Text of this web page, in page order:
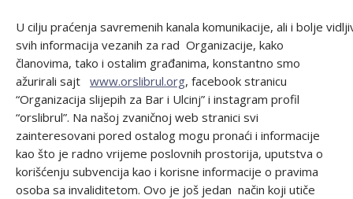
U cilju praćenja savremenih kanala komunikacije, ali i bolje
svih informacija vezanih za rad Organizacije, kako
članovima, tako i ostalim građanima, konstantno smo
ažurirali sajt www.orslibrul.org, facebook stranicu
“Organizacija slijepih za Bar i Ulcinj” i instagram profil
“orslibrul”. Na našoj zvaničnoj web stranici svi
zainteresovani pored ostalog mogu pronaći i informacije
kao što je radno vrijeme poslovnih prostorija, uputstva o
korišćenju subvencija kao i korisne informacije o pravima
osoba sa invaliditetom. Ovo je još jedan način koji utiče